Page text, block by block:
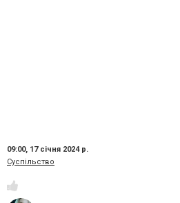
09:00, 17 січня 2024 р.
Суспільство